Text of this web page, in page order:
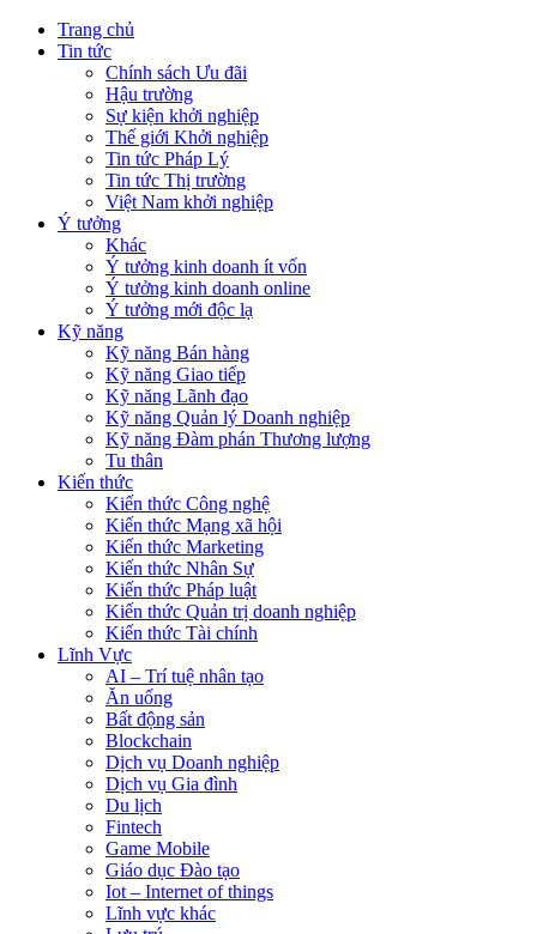
Trang chủ
Tin tức
Chính sách Ưu đãi
Hậu trường
Sự kiện khởi nghiệp
Thế giới Khởi nghiệp
Tin tức Pháp Lý
Tin tức Thị trường
Việt Nam khởi nghiệp
Ý tưởng
Khác
Ý tưởng kinh doanh ít vốn
Ý tưởng kinh doanh online
Ý tưởng mới độc lạ
Kỹ năng
Kỹ năng Bán hàng
Kỹ năng Giao tiếp
Kỹ năng Lãnh đạo
Kỹ năng Quản lý Doanh nghiệp
Kỹ năng Đàm phán Thương lượng
Tu thân
Kiến thức
Kiến thức Công nghệ
Kiến thức Mạng xã hội
Kiến thức Marketing
Kiến thức Nhân Sự
Kiến thức Pháp luật
Kiến thức Quản trị doanh nghiệp
Kiến thức Tài chính
Lĩnh Vực
AI – Trí tuệ nhân tạo
Ăn uống
Bất động sản
Blockchain
Dịch vụ Doanh nghiệp
Dịch vụ Gia đình
Du lịch
Fintech
Game Mobile
Giáo dục Đào tạo
Iot – Internet of things
Lĩnh vực khác